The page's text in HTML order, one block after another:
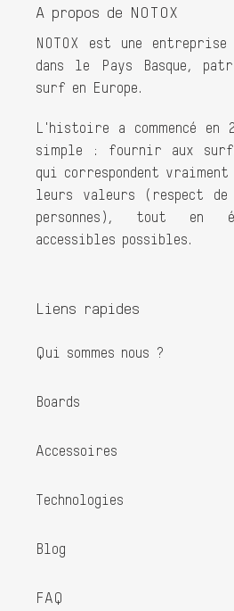
A propos de NOTOX
NOTOX est une
dans le Pays Basque,
surf en Europe.
L'histoire a commencé en
simple : fournir aux
qui correspondent vraiment
leurs valeurs (respect
personnes), tout en
accessibles possibles.
Liens rapides
Qui sommes nous ?
Boards
Accessoires
Technologies
Blog
FAQ